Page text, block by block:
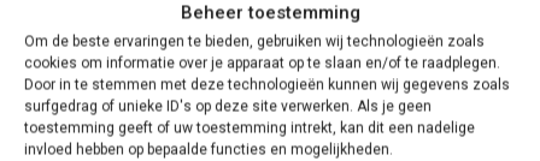
Beheer toestemming
Om de beste ervaringen te bieden, gebruiken wij technologieën zoals
cookies om informatie over je apparaat op te slaan en/of te raadplegen.
Door in te stemmen met deze technologieën kunnen wij gegevens zoals
surfgedrag of unieke ID's op deze site verwerken. Als je geen
toestemming geeft of uw toestemming intrekt, kan dit een nadelige
invloed hebben op bepaalde functies en mogelijkheden.